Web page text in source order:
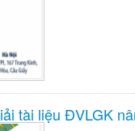
tài liệu ĐVLGK